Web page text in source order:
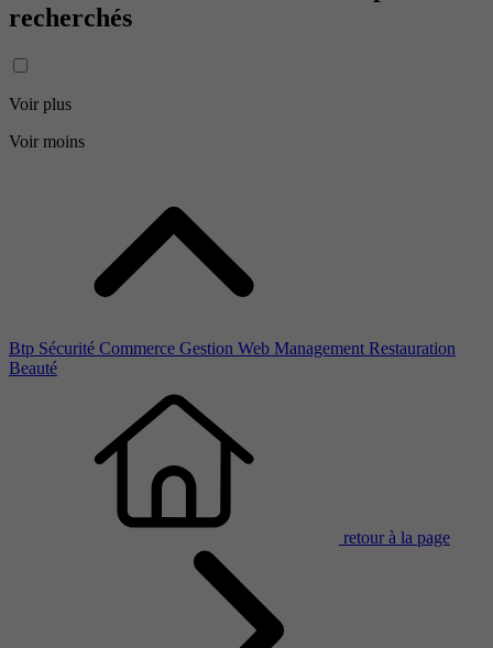
recherchés
Voir plus
Voir moins
Btp Sécurité Commerce Gestion Web Management Restauration
Beauté
retour à la page